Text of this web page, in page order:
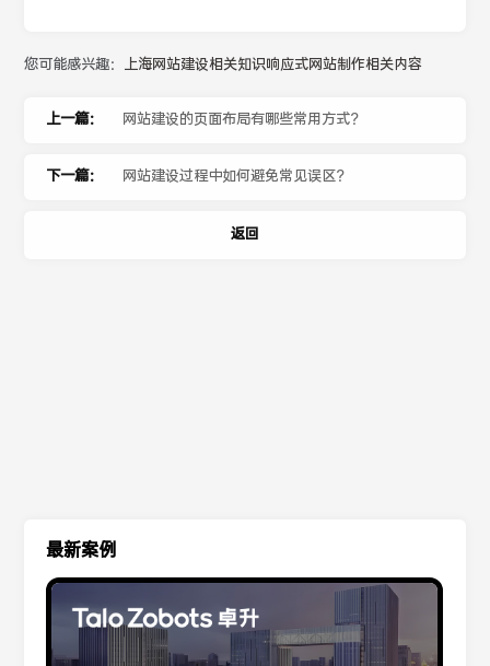
您可能感兴趣： 上海网站建设相关知识响应式网站制作相关内容
上一篇： 网站建设的页面布局有哪些常用方式？
下一篇： 网站建设过程中如何避免常见误区？
返回
最新案例